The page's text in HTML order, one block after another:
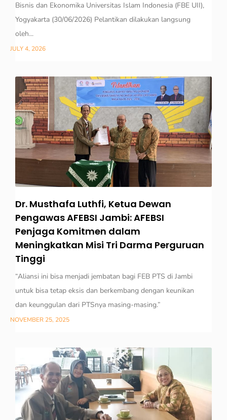
Bisnis dan Ekonomika Universitas Islam Indonesia (FBE UII),
Yogyakarta (30/06/2026) Pelantikan dilakukan langsung
oleh...
JULY 4, 2026
Dr. Musthafa Luthfi, Ketua Dewan
Pengawas AFEBSI Jambi: AFEBSI
Penjaga Komitmen dalam
Meningkatkan Misi Tri Darma Perguruan
Tinggi
“Aliansi ini bisa menjadi jembatan bagi FEB PTS di Jambi
untuk bisa tetap eksis dan berkembang dengan keunikan
dan keunggulan dari PTSnya masing-masing.”
NOVEMBER 25, 2025